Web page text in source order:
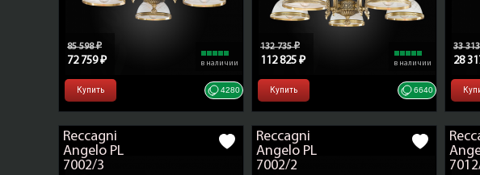
85 598 ₽
72 759 ₽ в наличии
Купить 4280
132 735 ₽
112 825 ₽ в наличии
Купить 6640
33
28
Reccagni
Angelo PL
7002/3
Reccagni
Angelo PL
7002/2